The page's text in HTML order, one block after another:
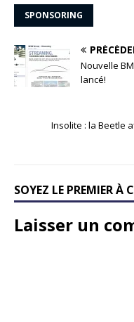
SPONSORING
Nouvelle
lancé!
Insolite : la Beetle
SOYEZ LE PREMIER À
Laisser un